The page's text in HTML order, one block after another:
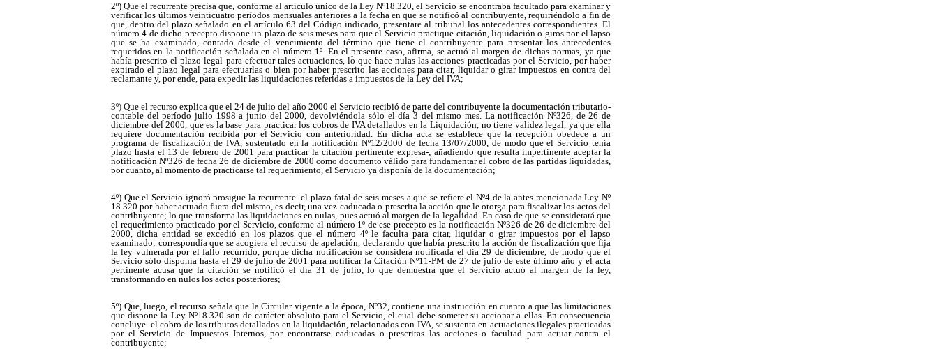
2º) Que el recurrente precisa que, conforme al artículo único de la Ley Nº18.320, el Servicio se encontraba facultado para examinar y
verificar los últimos veinticuatro períodos mensuales anteriores a la fecha en que se notificó al contribuyente, requiriéndolo a fin de
que, dentro del plazo señalado en el artículo 63 del Código indicado, presentare al tribunal los antecedentes correspondientes. El
número 4 de dicho precepto dispone un plazo de seis meses para que el Servicio practique citación, liquidación o giros por el lapso
que se ha examinado, contado desde el vencimiento del término que tiene el contribuyente para presentar los antecedentes
requeridos en la notificación señalada en el número 1º. En el presente caso, afirma, se actuó al margen de dichas normas, ya que
había prescrito el plazo legal para efectuar tales actuaciones, lo que hace nulas las acciones practicadas por el Servicio, por haber
expirado el plazo legal para efectuarlas o bien por haber prescrito las acciones para citar, liquidar o girar impuestos en contra del
reclamante y, por ende, para expedir las liquidaciones referidas a impuestos de la Ley del IVA;
3º) Que el recurso explica que el 24 de julio del año 2000 el Servicio recibió de parte del contribuyente la documentación tributario-
contable del período julio 1998 a junio del 2000, devolviéndola sólo el día 3 del mismo mes. La notificación Nº326, de 26 de
diciembre del 2000, que es la base para practicar los cobros de IVA detallados en la Liquidación, no tiene validez legal, ya que ella
requiere documentación recibida por el Servicio con anterioridad. En dicha acta se establece que la recepción obedece a un
programa de fiscalización de IVA, sustentado en la notificación Nº12/2000 de fecha 13/07/2000, de modo que el Servicio tenía
plazo hasta el 13 de febrero de 2001 para practicar la citación pertinente expresa-; añadiendo que resulta impertinente aceptar la
notificación Nº326 de fecha 26 de diciembre de 2000 como documento válido para fundamentar el cobro de las partidas liquidadas,
por cuanto, al momento de practicarse tal requerimiento, el Servicio ya disponía de la documentación;
4º) Que el Servicio ignoró prosigue la recurrente- el plazo fatal de seis meses a que se refiere el Nº4 de la antes mencionada Ley Nº
18.320 por haber actuado fuera del mismo, es decir, una vez caducada o prescrita la acción que le otorga para fiscalizar los actos del
contribuyente; lo que transforma las liquidaciones en nulas, pues actuó al margen de la legalidad. En caso de que se considerará que
el requerimiento practicado por el Servicio, conforme al número 1º de ese precepto es la notificación Nº326 de 26 de diciembre del
2000, dicha entidad se excedió en los plazos que el número 4º le faculta para citar, liquidar o girar impuestos por el lapso
examinado; correspondía que se acogiera el recurso de apelación, declarando que había prescrito la acción de fiscalización que fija
la ley vulnerada por el fallo recurrido, porque dicha notificación se considera notificada el día 29 de diciembre, de modo que el
Servicio sólo disponía hasta el 29 de julio de 2001 para notificar la Citación Nº11-PM de 27 de julio de este último año y el acta
pertinente acusa que la citación se notificó el día 31 de julio, lo que demuestra que el Servicio actuó al margen de la ley,
transformando en nulos los actos posteriores;
5º) Que, luego, el recurso señala que la Circular vigente a la época, Nº32, contiene una instrucción en cuanto a que las limitaciones
que dispone la Ley Nº18.320 son de carácter absoluto para el Servicio, el cual debe someter su accionar a ellas. En consecuencia
concluye- el cobro de los tributos detallados en la liquidación, relacionados con IVA, se sustenta en actuaciones ilegales practicadas
por el Servicio de Impuestos Internos, por encontrarse caducadas o prescritas las acciones o facultad para actuar contra el
contribuyente;